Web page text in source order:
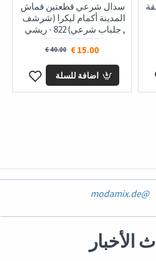
سدال شرعي قطعتين قماش
المدينة أكمام ليكرا (شرشف
, جلباب شرعي) 822 - ريشي
15.00 €
40.00 €
اضافة للسلة
@modamix.de
الأخبار